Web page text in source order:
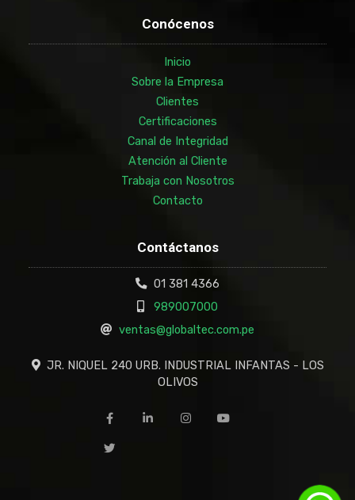
Conócenos
Inicio
Sobre la Empresa
Clientes
Certificaciones
Canal de Integridad
Atención al Cliente
Trabaja con Nosotros
Contacto
Contáctanos
01 381 4366
989007000
ventas@globaltec.com.pe
JR. NIQUEL 240 URB. INDUSTRIAL INFANTAS - LOS
OLIVOS